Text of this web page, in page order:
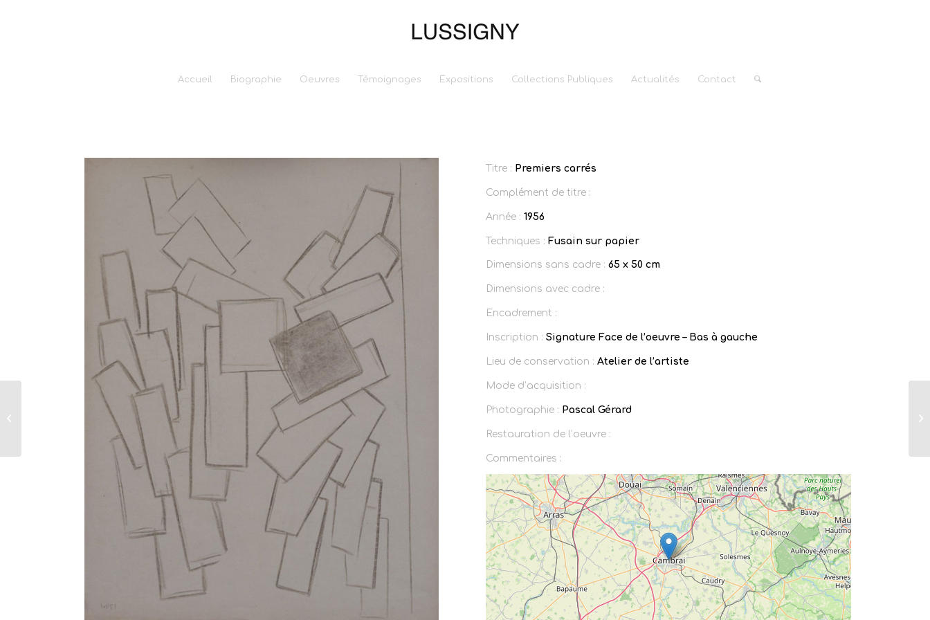
Accueil Biographie Oeuvres Témoignages Expositions Collections Publiques Actualités Contact
Titre : Premiers carrés
Complément de titre :
Année : 1956
Techniques : Fusain sur papier
Dimensions sans cadre : 65 x 50 cm
Dimensions avec cadre :
Encadrement :
Inscription : Signature Face de l’oeuvre – Bas à gauche
Lieu de conservation : Atelier de l’artiste
Mode d’acquisition :
Photographie : Pascal Gérard
Restauration de l’oeuvre :
Commentaires :